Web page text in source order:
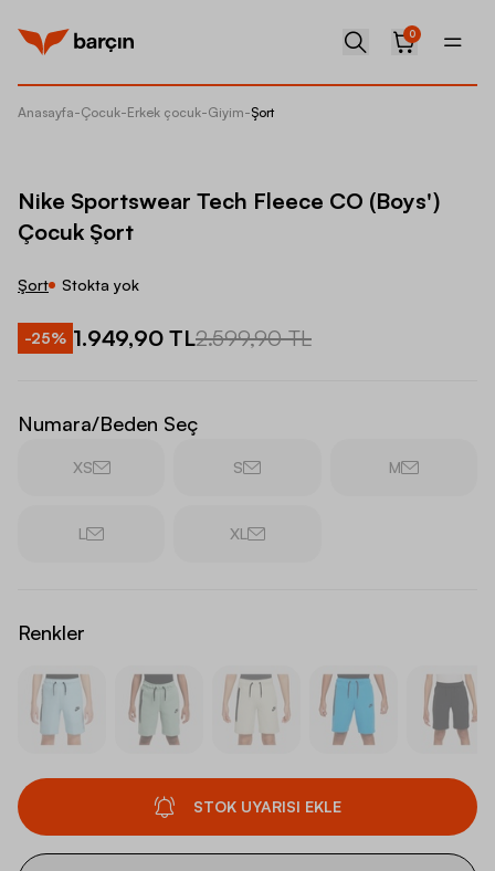
0
Anasayfa-Çocuk-Erkek çocuk-Giyim-Şort
Nike Sportswear Tech Fleece CO (Boys')
Çocuk Şort
Şort Stokta yok
-25% 1.949,90 TL2.599,90 TL
Numara/Beden Seç
XS S M
L XL
Renkler
STOK UYARISI EKLE